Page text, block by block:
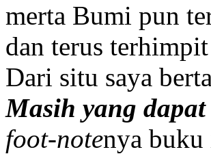
merta Bumi pun
dan terus
Dari situ saya
Masih yang
foot-notenya buku